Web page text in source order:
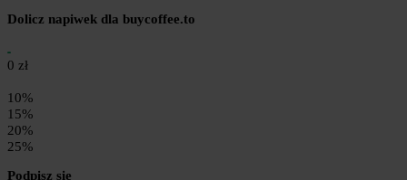
Dolicz napiwek dla buycoffee.to
0 zł
10%
15%
20%
25%
Podpisz się